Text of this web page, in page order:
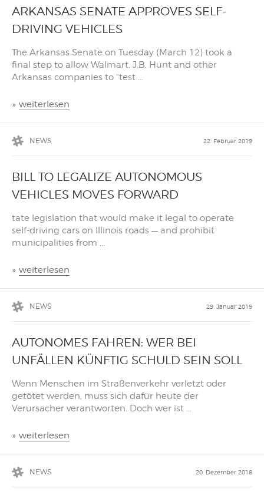
ARKANSAS SENATE APPROVES SELF-
DRIVING VEHICLES
The Arkansas Senate on Tuesday (March 12) took a
final step to allow Walmart, J.B. Hunt and other
Arkansas companies to “test ...
» weiterlesen
NEWS 22. Februar 2019
BILL TO LEGALIZE AUTONOMOUS
VEHICLES MOVES FORWARD
tate legislation that would make it legal to operate
self-driving cars on Illinois roads — and prohibit
municipalities from ...
» weiterlesen
NEWS 29. Januar 2019
AUTONOMES FAHREN: WER BEI
UNFÄLLEN KÜNFTIG SCHULD SEIN SOLL
Wenn Menschen im Straßenverkehr verletzt oder
getötet werden, muss sich dafür heute der
Verursacher verantworten. Doch wer ist ...
» weiterlesen
NEWS 20. Dezember 2018